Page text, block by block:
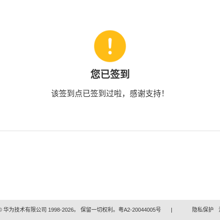
您已签到
该签到点已签到过啦，感谢支持！
华为技术有限公司 1998-2026。 保留一切权利。粤A2-20044005号 | 隐私保护